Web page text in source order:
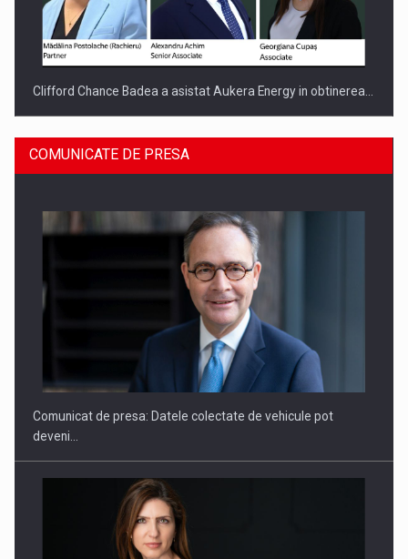
Clifford Chance Badea a asistat Aukera Energy in obtinerea…
SAPTE PERSONALITATI DIN MEDIUL DE AFACERI, ACADEMIC
COMUNICATE DE PRESA
Comunicat de presa: Datele colectate de vehicule pot
deveni…